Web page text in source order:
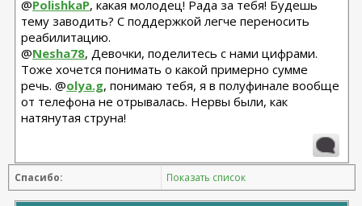
@PolishkaP, какая молодец! Рада за тебя! Будешь
тему заводить? С поддержкой легче переносить
реабилитацию.
@Nesha78, Девочки, поделитесь с нами цифрами.
Тоже хочется понимать о какой примерно сумме
речь. @olya.g, понимаю тебя, я в полуфинале вообще
от телефона не отрывалась. Нервы были, как
натянутая струна!
Спасибо: Показать список